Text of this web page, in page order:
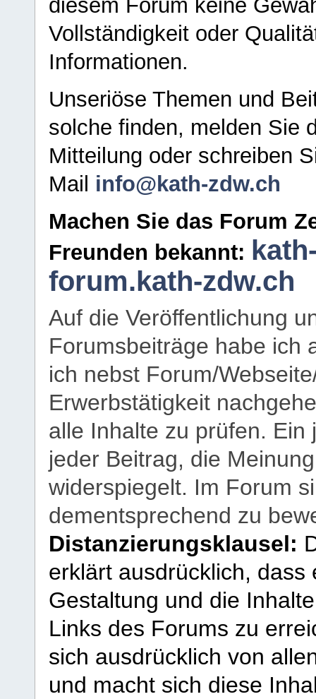
diesem Forum keine
Vollständigkeit oder
Informationen.
Unseriöse Themen und
solche finden, melden Sie
Mitteilung oder schreiben
Mail info@kath-zdw.ch
Machen Sie das Forum
Freunden bekannt:
forum.kath-zdw.ch
Auf die Veröffentlichung
Forumsbeiträge habe ich
ich nebst Forum/
Erwerbstätigkeit
alle Inhalte zu prüfen.
jeder Beitrag, die
widerspiegelt. Im Forum
dementsprechend zu
Distanzierungsklausel:
erklärt ausdrücklich,
Gestaltung und die
Links des Forums zu
sich ausdrücklich von
und macht sich diese